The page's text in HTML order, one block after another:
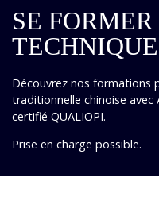
SE
Découvrez nos formations
traditionnelle chinoise
certifié QUALIOPI.
Prise en charge possible.